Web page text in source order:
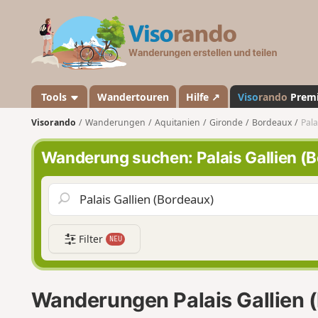
a
n
d
o
Tools Wandertouren Hilfe ↗ Visorando
Visorando Wanderungen Aquitanien Gironde Bordeaux
Wanderung suchen: Palais Gallien
Filter NEU
Wanderungen Palais Gallien